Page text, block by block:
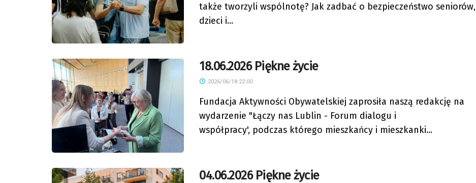
także tworzyli wspólnotę? Jak zadbać o bezpieczeństwo seniorów,
dzieci i...
18.06.2026 Piękne życie
2026/06/18 22:00
Fundacja Aktywności Obywatelskiej zaprosiła naszą redakcję na
wydarzenie "Łączy nas Lublin - Forum dialogu i
współpracy', podczas którego mieszkańcy i mieszkanki...
04.06.2026 Piękne życie